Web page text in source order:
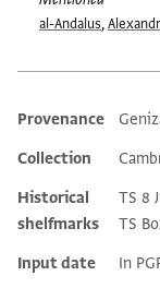
al-Andalus,
Additional
Provenance
Collection
Historical
shelfmarks
TS 8
TS
Input date
In